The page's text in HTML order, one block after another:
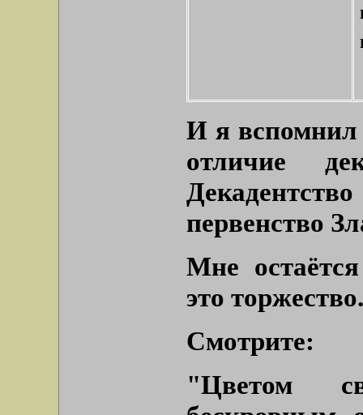
И я
отличие
первенство
Мне
это торжество.
Смотрите:
"Цветом